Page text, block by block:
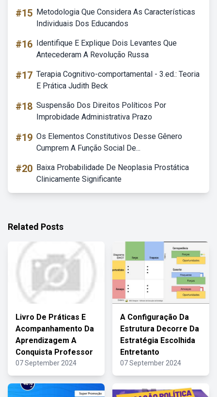
#15 Metodologia Que Considera As Características
Individuais Dos Educandos
#16 Identifique E Explique Dois Levantes Que
Antecederam A Revolução Russa
#17 Terapia Cognitivo-comportamental - 3.ed.: Teoria
E Prática Judith Beck
#18 Suspensão Dos Direitos Políticos Por
Improbidade Administrativa Prazo
#19 Os Elementos Constitutivos Desse Gênero
Cumprem A Função Social De...
#20 Baixa Probabilidade De Neoplasia Prostática
Clinicamente Significante
Related Posts
Livro De Práticas E
Acompanhamento Da
Aprendizagem A
Conquista Professor
07 September 2024
A Configuração Da
Estrutura Decorre Da
Estratégia Escolhida
Entretanto
07 September 2024